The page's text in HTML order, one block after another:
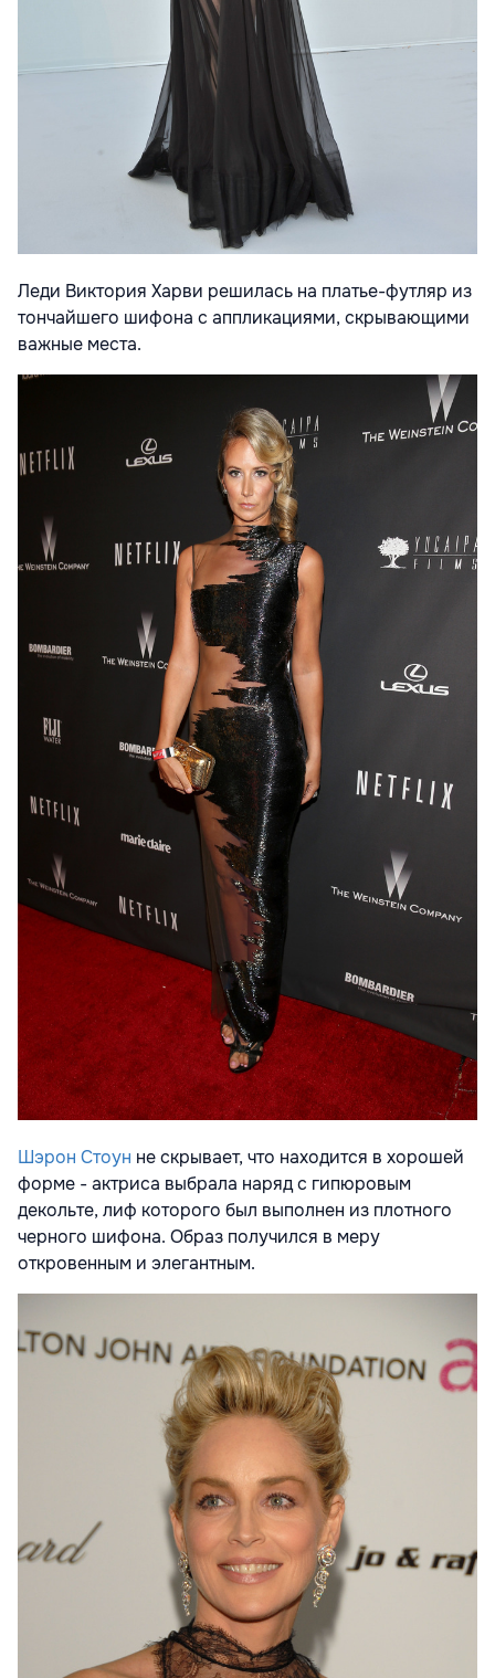
Леди Виктория Харви решилась на платье-футляр из
тончайшего шифона с аппликациями, скрывающими
важные места.
Шэрон Стоун не скрывает, что находится в хорошей
форме - актриса выбрала наряд с гипюровым
декольте, лиф которого был выполнен из плотного
черного шифона. Образ получился в меру
откровенным и элегантным.